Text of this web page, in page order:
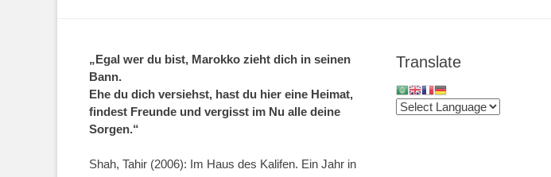
„Egal wer du bist, Marokko zieht dich in seinen
Bann.
Ehe du dich versiehst, hast du hier eine Heimat,
findest Freunde und vergisst im Nu alle deine
Sorgen.“
Shah, Tahir (2006): Im Haus des Kalifen. Ein Jahr in
Translate